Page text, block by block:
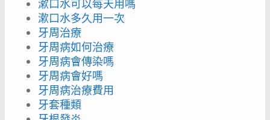
漱口水可以每天用嗎
漱口水多久用一次
牙周治療
牙周病如何治療
牙周病會傳染嗎
牙周病會好嗎
牙周病治療費用
牙套種類